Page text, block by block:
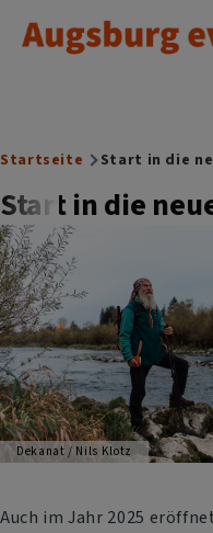
Augsburg
Breadcrumb
Startseite Start in die
Start in die
Dekanat / Nils Klotz
Auch im Jahr 2025